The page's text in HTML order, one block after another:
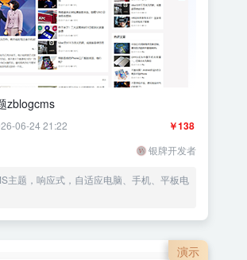
zblogcms
￥138
06-24 21:22
银牌开发者
主题，响应式，自适应电脑、手机、平板电
演示